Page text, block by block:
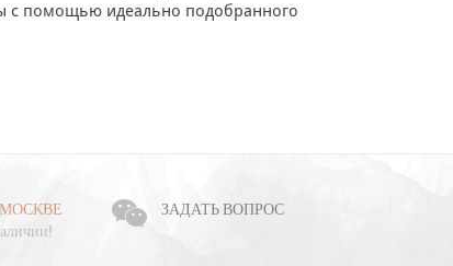
с помощью идеально подобранного
ЗАДАТЬ ВОПРОС